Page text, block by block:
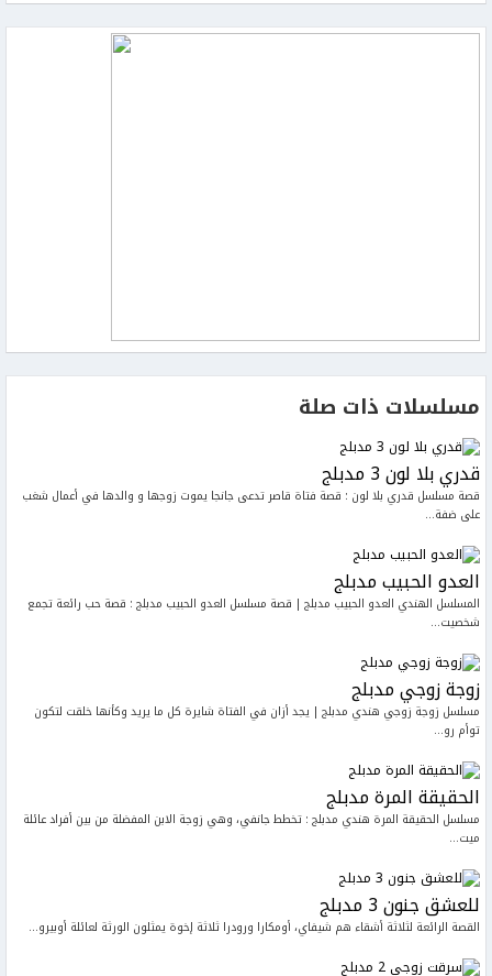
مسلسلات ذات صلة
قدري بلا لون 3 مدبلج
قصة مسلسل قدري بلا لون : قصة فتاة قاصر تدعى جانجا يموت زوجها و والدها في أعمال شغب
على ضفة...
العدو الحبيب مدبلج
المسلسل الهندي العدو الحبيب مدبلج | قصة مسلسل العدو الحبيب مدبلج : قصة حب رائعة تجمع
شخصيت...
زوجة زوجي مدبلج
مسلسل زوجة زوجي هندي مدبلج | يجد أزان في الفتاة شايرة كل ما يريد وكأنها خلقت لتكون
توأم رو...
الحقيقة المرة مدبلج
مسلسل الحقيقة المرة هندي مدبلج : تخطط جانفي، وهي زوجة الابن المفضلة من بين أفراد عائلة
ميت...
للعشق جنون 3 مدبلج
القصة الرائعة لثلاثة أشقاء هم شيفاي، أومكارا ورودرا ثلاثة إخوة يمثلون الورثة لعائلة أوبيرو...